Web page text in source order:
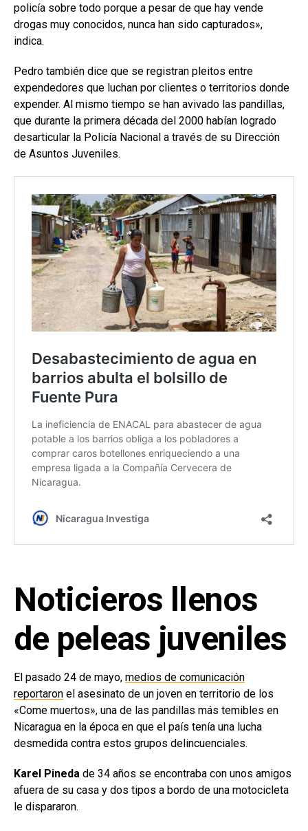
policía sobre todo porque a pesar de que hay vende
drogas muy conocidos, nunca han sido capturados»,
indica.
Pedro también dice que se registran pleitos entre
expendedores que luchan por clientes o territorios donde
expender. Al mismo tiempo se han avivado las pandillas,
que durante la primera década del 2000 habían logrado
desarticular la Policía Nacional a través de su Dirección
de Asuntos Juveniles.
Noticieros llenos
de peleas juveniles
El pasado 24 de mayo, medios de comunicación
reportaron el asesinato de un joven en territorio de los
«Come muertos», una de las pandillas más temibles en
Nicaragua en la época en que el país tenía una lucha
desmedida contra estos grupos delincuenciales.
Karel Pineda de 34 años se encontraba con unos amigos
afuera de su casa y dos tipos a bordo de una motocicleta
le dispararon.